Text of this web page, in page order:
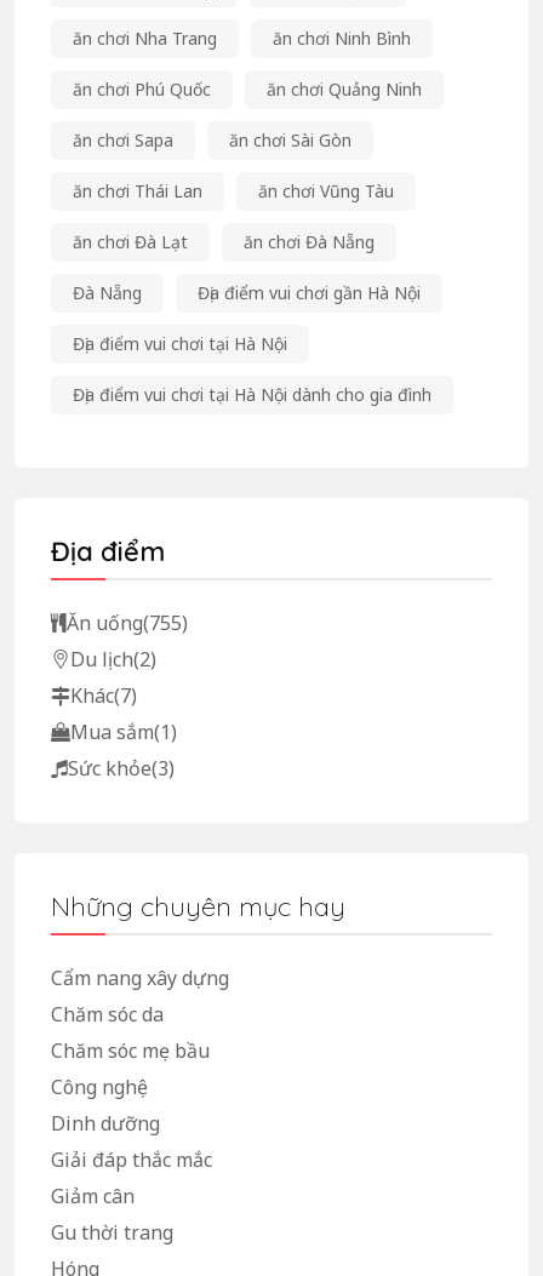
ăn chơi Nha Trang ăn chơi Ninh Bình
ăn chơi Phú Quốc ăn chơi Quảng Ninh
ăn chơi Sapa ăn chơi Sài Gòn
ăn chơi Thái Lan ăn chơi Vũng Tàu
ăn chơi Đà Lạt ăn chơi Đà Nẵng
Đà Nẵng Địa điểm vui chơi gần Hà Nội
Địa điểm vui chơi tại Hà Nội
Địa điểm vui chơi tại Hà Nội dành cho gia đình
Địa điểm
Ăn uống(755)
Du lịch(2)
Khác(7)
Mua sắm(1)
Sức khỏe(3)
Những chuyên mục hay
Cẩm nang xây dựng
Chăm sóc da
Chăm sóc mẹ bầu
Công nghệ
Dinh dưỡng
Giải đáp thắc mắc
Giảm cân
Gu thời trang
Hóng